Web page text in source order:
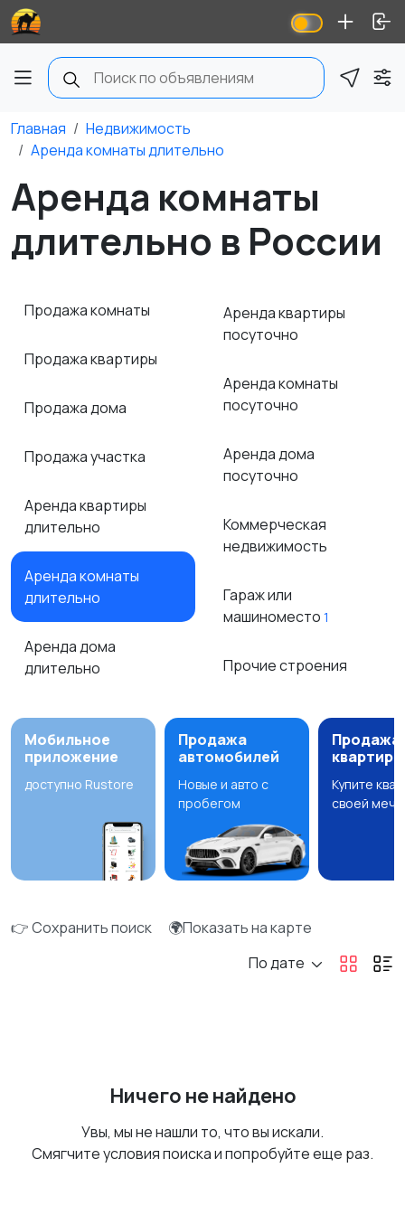
Главная
Недвижимость
Аренда комнаты длительно
Аренда комнаты
длительно в России
Продажа комнаты
Продажа квартиры
Продажа дома
Продажа участка
Аренда квартиры
длительно
Аренда комнаты
длительно
Аренда дома
длительно
Аренда квартиры
посуточно
Аренда комнаты
посуточно
Аренда дома
посуточно
Коммерческая
недвижимость
Гараж или
машиноместо 1
Прочие строения
Мобильное
приложение
доступно Rustore
Продажа
автомобилей
Новые и авто с
пробегом
Продажа
квартир
Купите
своей
👉 Сохранить поиск
🌍Показать на карте
По дате
Ничего не найдено
Увы, мы не нашли то, что вы искали.
Смягчите условия поиска и попробуйте еще раз.